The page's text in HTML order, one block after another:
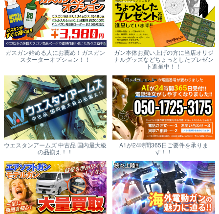
ガスガン始める人にお薦め！ガスガン
スターターオプション！！
ガン本体お買い上げの方に当店オリジ
ナルグッズなどちょっとしたプレゼン
ト進呈中！！
ウエスタンアームズ 中古品 国内最大級
の品揃え！！
A1が24時間365日ご要件を承りま
す！！